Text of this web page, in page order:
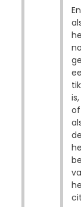
En
is,
of